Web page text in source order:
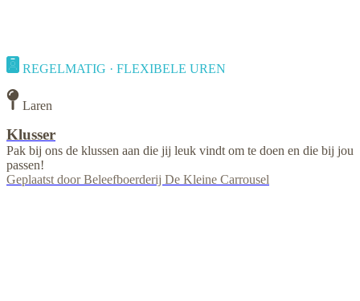
REGELMATIG · FLEXIBELE UREN
Laren
Klusser
Pak bij ons de klussen aan die jij leuk vindt om te doen en die bij jou
passen!
Geplaatst door Beleefboerderij De Kleine Carrousel